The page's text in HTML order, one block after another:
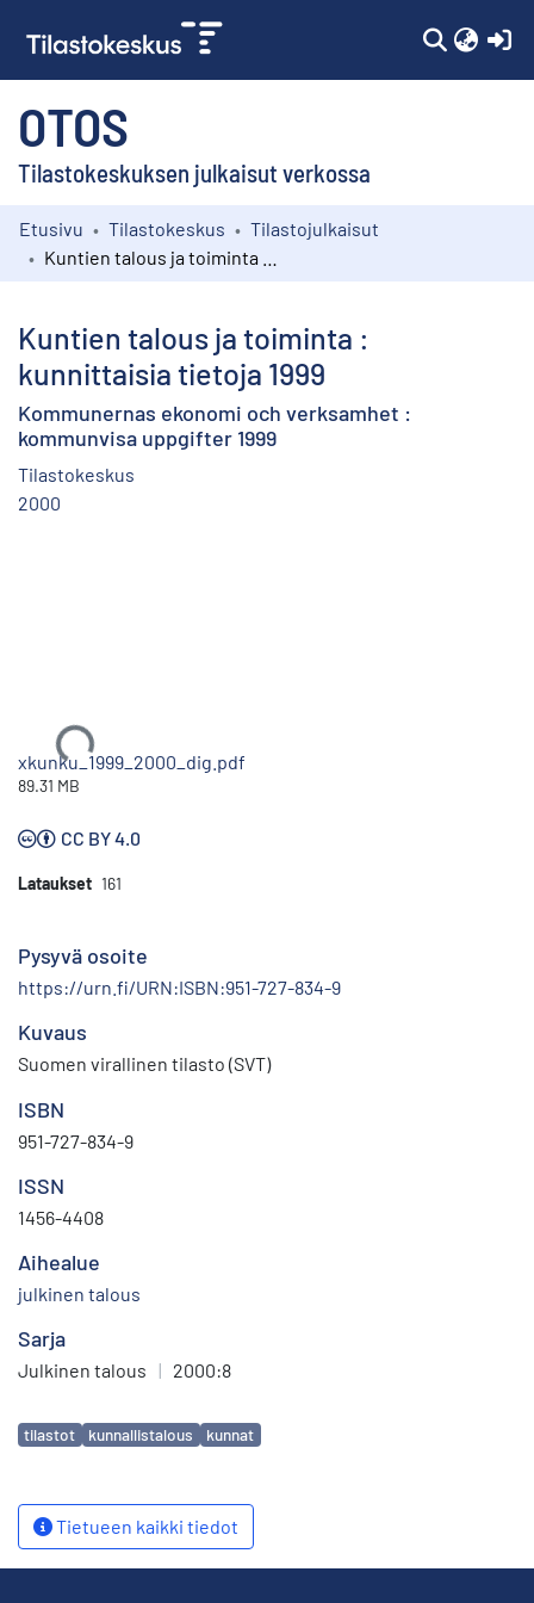
OTOS
Tilastokeskuksen julkaisut verkossa
Kokoelmat
Etusivu Tilastokeskus
Tilastojulkaisut
Kuntien talous ja toiminta :
kunnittaisia tietoja 1999
Kommunernas ekonomi och verksamhet :
kommunvisa uppgifter 1999
Tilastokeskus
2000
Ladataan...
xkunku_1999_2000_dig.pdf
89.31 MB
CC BY 4.0
Lataukset 161
Pysyvä osoite
https://urn.fi/URN:ISBN:951-727-834-9
Kuvaus
Suomen virallinen tilasto (SVT)
ISBN
951-727-834-9
ISSN
1456-4408
Aihealue
julkinen talous
Sarja
Julkinen talous | 2000:8
Avainsanat
tilastot kunnallistalous kunnat
Tietueen kaikki tiedot